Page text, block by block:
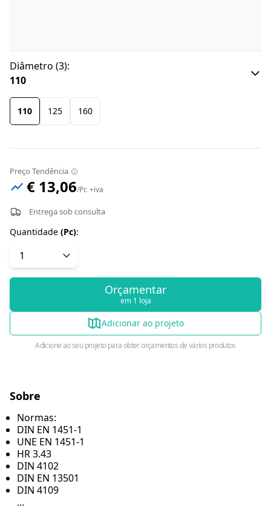
Diâmetro (3):
110
110 125 160
Preço Tendência
€ 13,06/Pc +iva
Entrega sob consulta
Quantidade (Pc):
Orçamentar
em 1 loja
Adicionar ao projeto
Adicione ao seu projeto para obter orçamentos de vários produtos
Sobre
Normas:
DIN EN 1451-1
UNE EN 1451-1
HR 3.43
DIN 4102
DIN EN 13501
DIN 4109
...